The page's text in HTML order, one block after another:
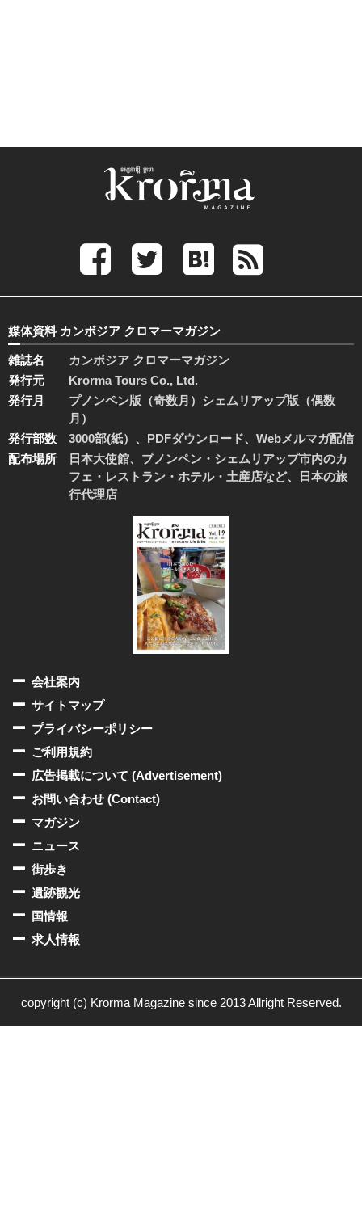
媒体資料 カンボジア クロマーマガジン
雑誌名
カンボジア クロマーマガジン
発行元
Krorma Tours Co., Ltd.
発行月
プノンペン版（奇数月）シェムリアップ版（偶数
月）
発行部数
3000部(紙）、PDFダウンロード、Webメルマガ配信
配布場所
日本大使館、プノンペン・シェムリアップ市内のカ
フェ・レストラン・ホテル・土産店など、日本の旅
行代理店
会社案内
サイトマップ
プライバシーポリシー
ご利用規約
広告掲載について (Advertisement)
お問い合わせ (Contact)
マガジン
ニュース
街歩き
遺跡観光
国情報
求人情報
copyright (c) Krorma Magazine since 2013 Allright Reserved.